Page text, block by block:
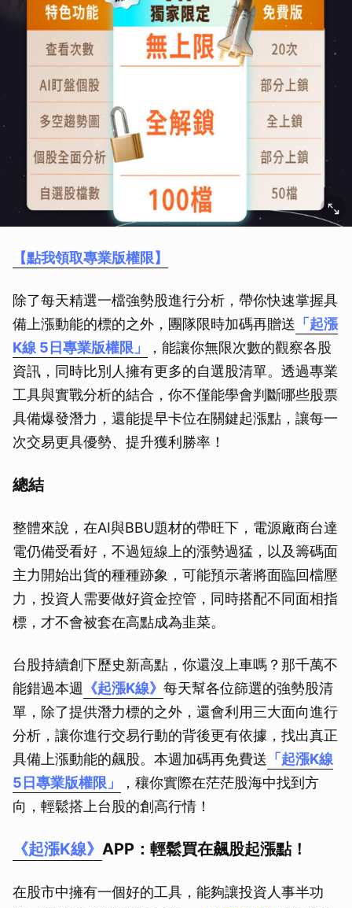
【點我領取專業版權限】
除了每天精選一檔強勢股進行分析，帶你快速掌握具
備上漲動能的標的之外，團隊限時加碼再贈送 「起漲
K線 5日專業版權限」
，能讓你無限次數的觀察各股
資訊，同時比別人擁有更多的自選股清單。透過專業
工具與實戰分析的結合，你不僅能學會判斷哪些股票
具備爆發潛力，還能提早卡位在關鍵起漲點，讓每一
次交易更具優勢、提升獲利勝率！
總結
整體來說，在AI與BBU題材的帶旺下，電源廠商台達
電仍備受看好，不過短線上的漲勢過猛，以及籌碼面
主力開始出貨的種種跡象，可能預示著將面臨回檔壓
力，投資人需要做好資金控管，同時搭配不同面相指
標，才不會被套在高點成為韭菜。
台股持續創下歷史新高點，你還沒上車嗎？那千萬不
能錯過本週 《起漲K線》 每天幫各位篩選的強勢股清
單，除了提供潛力標的之外，還會利用三大面向進行
分析，讓你進行交易行動的背後更有依據，找出真正
具備上漲動能的飆股。本週加碼再免費送 「起漲K線
5日專業版權限」
，穰你實際在茫茫股海中找到方
向，輕鬆搭上台股的創高行情！
《起漲K線》 APP：輕鬆買在飆股起漲點！
在股市中擁有一個好的工具，能夠讓投資人事半功